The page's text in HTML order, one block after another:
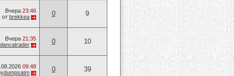
Вчера 23:46
от brekkea 0 9
Вчера 21:35
0 10
09:48
0 39